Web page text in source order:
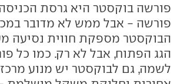
פורשה בוקסטר היא גרסת
פורשה - אבל ממש לא מדובר
הבוקסטר מספקת חווית נסיעה
הגג הפתוח, אבל לא רק. כמו כל
לשמה, גם לבוקסטר יש מנוע